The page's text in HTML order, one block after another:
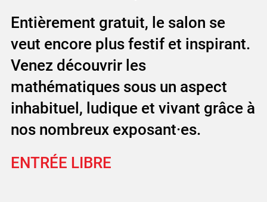
Entièrement gratuit, le salon se
veut encore plus festif et inspirant.
Venez découvrir les
mathématiques sous un aspect
inhabituel, ludique et vivant grâce à
nos nombreux exposant·es.
ENTRÉE LIBRE